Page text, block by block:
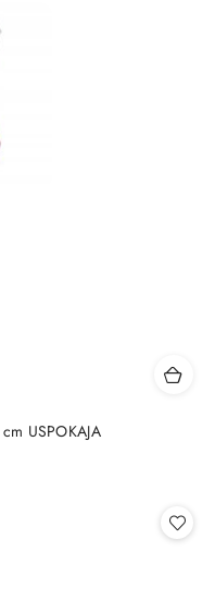
USPOKAJA